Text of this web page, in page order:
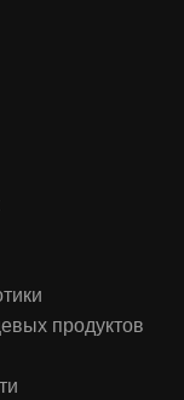
продуктов